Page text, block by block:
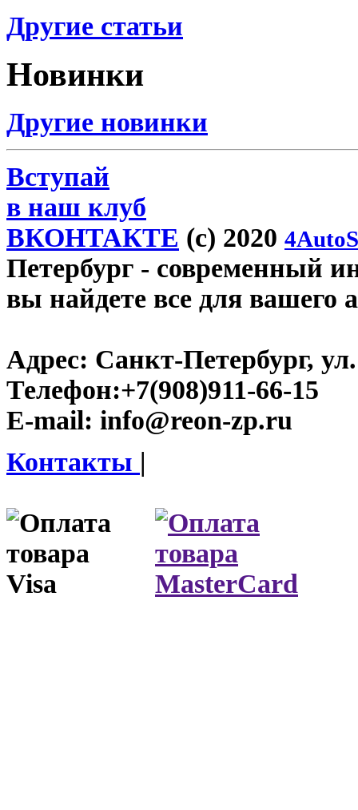
Другие статьи
Новинки
Другие новинки
Вступай
в наш клуб
ВКОНТАКТЕ (c) 2020
Петербург - современный
вы найдете все для вашего
Адрес: Санкт-Петербург,
Телефон:+7(908)911-66-15
E-mail: info@reon-zp.ru
Контакты